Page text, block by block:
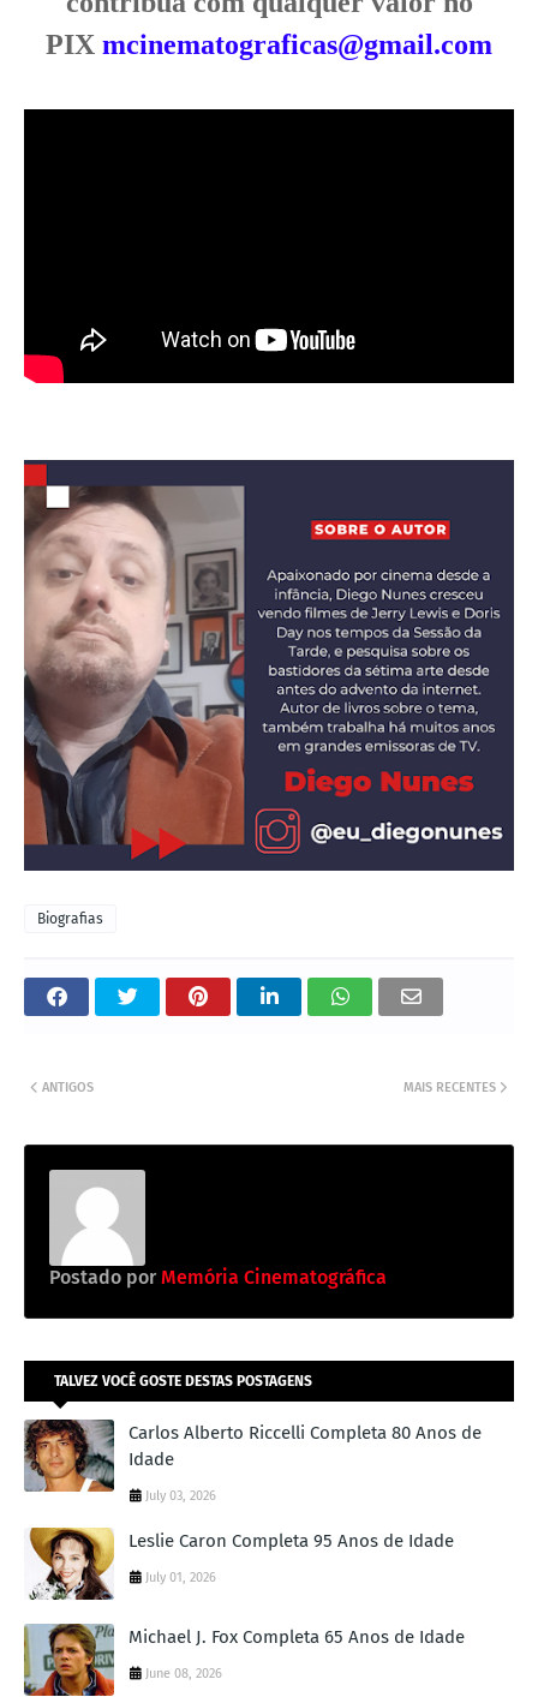
PIX mcinematograficas@gmail.com
Biografias
MAIS RECENTES
ANTIGOS
Postado por Memória Cinematográfica
TALVEZ VOCÊ GOSTE DESTAS POSTAGENS
Carlos Alberto Riccelli Completa 80 Anos de
Idade
July 03, 2026
Leslie Caron Completa 95 Anos de Idade
July 01, 2026
Michael J. Fox Completa 65 Anos de Idade
June 08, 2026